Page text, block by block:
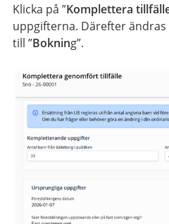
Klicka på ”Komplettera
uppgifterna. Därefter ändras
till ”Bokning”.